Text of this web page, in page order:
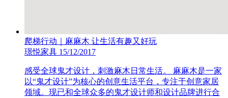
爬梯行动｜麻麻木 让生活有趣又好玩
璟悦家具 15/12/2017
感受全球鬼才设计，刺激麻木日常生活。 麻麻木是一家
以“鬼才设计”为核心的创意生活平台，专注于创意家居
领域。现已和全球众多的鬼才设计师和设计品牌进行合